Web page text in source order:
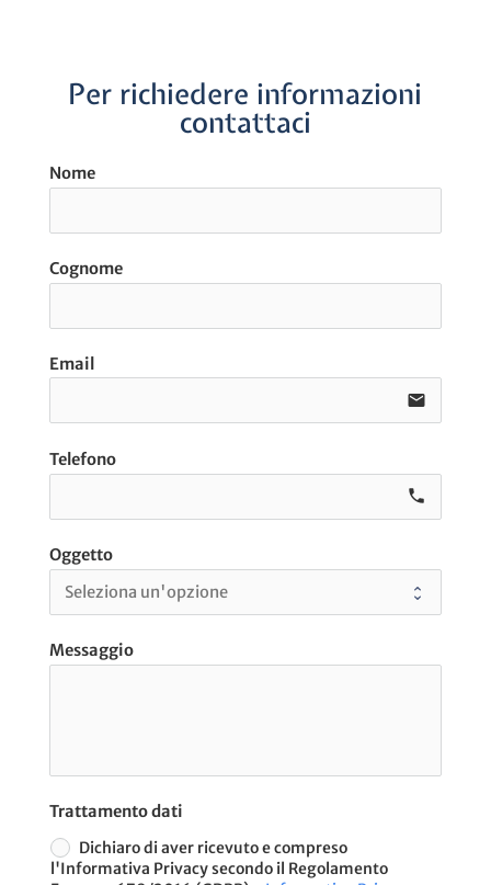
Per richiedere informazioni
contattaci
Nome
Cognome
Email
email
Telefono
call
Oggetto
Messaggio
Trattamento dati
Dichiaro di aver ricevuto e compreso
l'Informativa Privacy secondo il Regolamento